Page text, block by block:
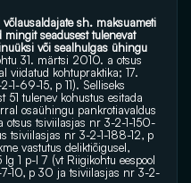
sh. maksuameti
seadusest tulenevat
või sealhulgas ühingu
31. märtsi 2010. a otsus
viidatud kohtupraktika; 17.
69-15, p 11). Selliseks
51 tulenev kohustus esitada
osaühingu pankrotiavaldus
tsiviilasjas nr 3-2-1-150-
tsiviilasjas nr 3-2-1-188-12, p
vastutus deliktiõigusel,
1 p-l 7 (vt Riigikohtu eespool
10, p 30 ja tsiviilasjas nr 3-2-